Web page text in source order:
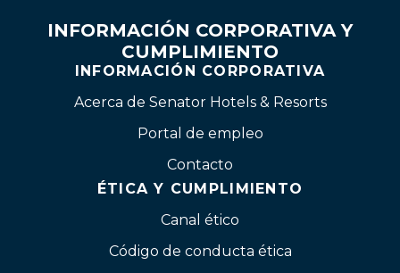
INFORMACIÓN CORPORATIVA Y
CUMPLIMIENTO
INFORMACIÓN CORPORATIVA
Acerca de Senator Hotels & Resorts
Portal de empleo
Contacto
ÉTICA Y CUMPLIMIENTO
Canal ético
Código de conducta ética